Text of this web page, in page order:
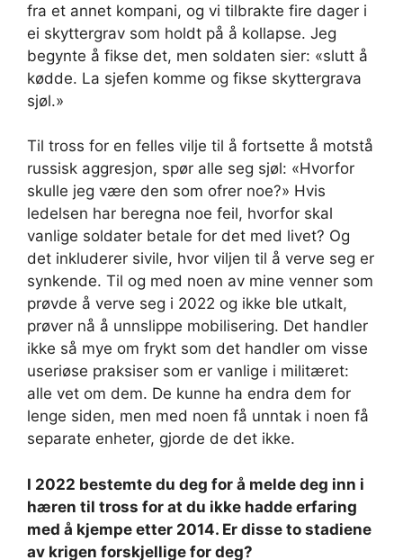
fra et annet kompani, og vi tilbrakte fire dager i
ei skyttergrav som holdt på å kollapse. Jeg
begynte å fikse det, men soldaten sier: «slutt å
kødde. La sjefen komme og fikse skyttergrava
sjøl.»
Til tross for en felles vilje til å fortsette å motstå
russisk aggresjon, spør alle seg sjøl: «Hvorfor
skulle jeg være den som ofrer noe?» Hvis
ledelsen har beregna noe feil, hvorfor skal
vanlige soldater betale for det med livet? Og
det inkluderer sivile, hvor viljen til å verve seg er
synkende. Til og med noen av mine venner som
prøvde å verve seg i 2022 og ikke ble utkalt,
prøver nå å unnslippe mobilisering. Det handler
ikke så mye om frykt som det handler om visse
useriøse praksiser som er vanlige i militæret:
alle vet om dem. De kunne ha endra dem for
lenge siden, men med noen få unntak i noen få
separate enheter, gjorde de det ikke.
I 2022 bestemte du deg for å melde deg inn i
hæren til tross for at du ikke hadde erfaring
med å kjempe etter 2014. Er disse to stadiene
av krigen forskjellige for deg?